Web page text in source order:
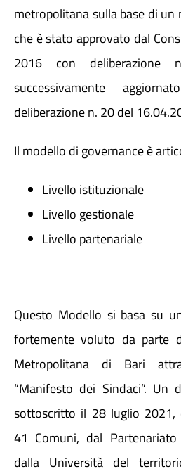
metropolitana sulla base di
che è stato approvato dal
2016 con deliberazione
successivamente
deliberazione n. 20 del
Il modello di governance è
Livello istituzionale
Livello gestionale
Livello partenariale
Questo Modello si basa su
fortemente voluto da parte
Metropolitana di Bari
“Manifesto dei Sindaci”. Un
sottoscritto il 28 luglio 2021,
41 Comuni, dal
dalla Università del